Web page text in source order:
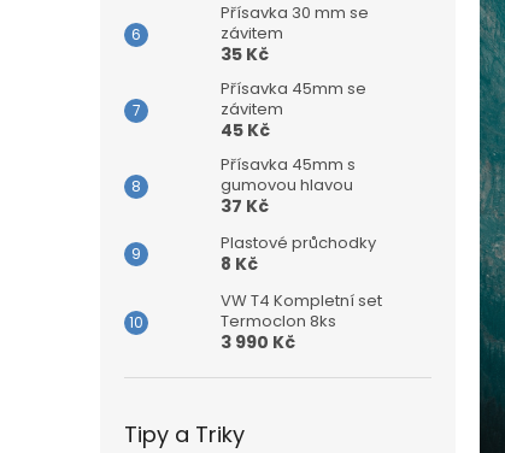
Přísavka 30 mm se
závitem
35 Kč
Přísavka 45mm se
závitem
45 Kč
Přísavka 45mm s
gumovou hlavou
37 Kč
Plastové průchodky
8 Kč
VW T4 Kompletní set
Termoclon 8ks
3 990 Kč
Tipy a Triky